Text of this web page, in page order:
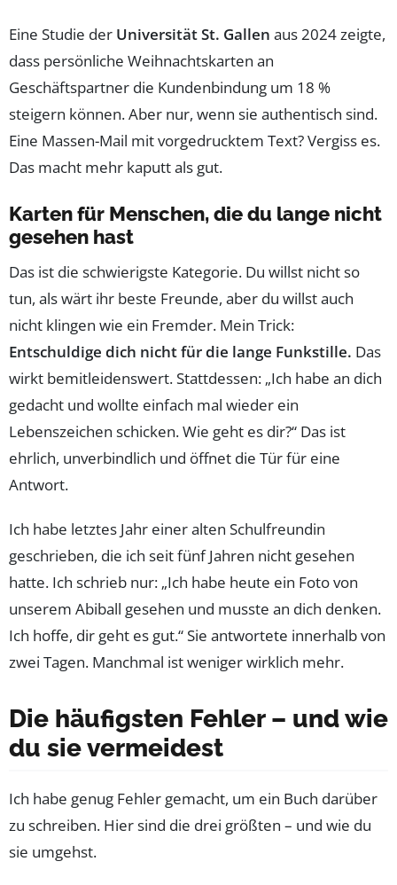
Eine Studie der Universität St. Gallen aus 2024 zeigte,
dass persönliche Weihnachtskarten an
Geschäftspartner die Kundenbindung um 18 %
steigern können. Aber nur, wenn sie authentisch sind.
Eine Massen-Mail mit vorgedrucktem Text? Vergiss es.
Das macht mehr kaputt als gut.
Karten für Menschen, die du lange nicht
gesehen hast
Das ist die schwierigste Kategorie. Du willst nicht so
tun, als wärt ihr beste Freunde, aber du willst auch
nicht klingen wie ein Fremder. Mein Trick:
Entschuldige dich nicht für die lange Funkstille. Das
wirkt bemitleidenswert. Stattdessen: „Ich habe an dich
gedacht und wollte einfach mal wieder ein
Lebenszeichen schicken. Wie geht es dir?“ Das ist
ehrlich, unverbindlich und öffnet die Tür für eine
Antwort.
Ich habe letztes Jahr einer alten Schulfreundin
geschrieben, die ich seit fünf Jahren nicht gesehen
hatte. Ich schrieb nur: „Ich habe heute ein Foto von
unserem Abiball gesehen und musste an dich denken.
Ich hoffe, dir geht es gut.“ Sie antwortete innerhalb von
zwei Tagen. Manchmal ist weniger wirklich mehr.
Die häufigsten Fehler – und wie
du sie vermeidest
Ich habe genug Fehler gemacht, um ein Buch darüber
zu schreiben. Hier sind die drei größten – und wie du
sie umgehst.